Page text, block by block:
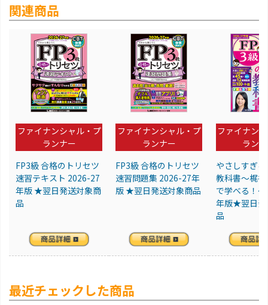
関連商品
ファイナンシャル・プ
ランナー
FP3級 合格のトリセツ
速習テキスト 2026-27
年版 ★翌日発送対象商
品
ファイナンシャル・プ
ランナー
FP3級 合格のトリセツ
速習問題集 2026-27年
版 ★翌日発送対象商品
ファイナン
ラン
やさしすぎ
教科書～梶
で学べる！
年版★翌日発
品
最近チェックした商品